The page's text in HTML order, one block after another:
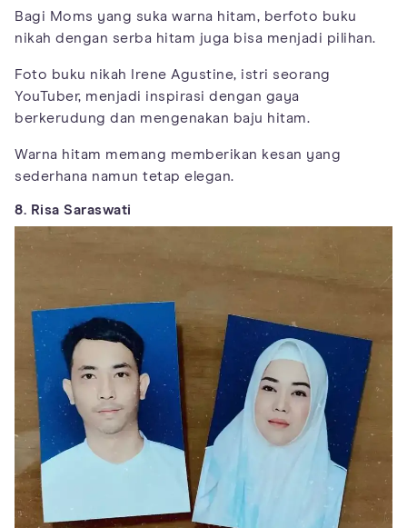
Bagi Moms yang suka warna hitam, berfoto buku
nikah dengan serba hitam juga bisa menjadi pilihan.
Foto buku nikah Irene Agustine, istri seorang
YouTuber, menjadi inspirasi dengan gaya
berkerudung dan mengenakan baju hitam.
Warna hitam memang memberikan kesan yang
sederhana namun tetap elegan.
8. Risa Saraswati